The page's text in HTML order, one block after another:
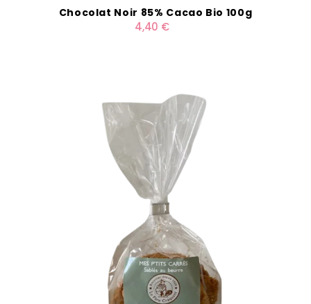
Chocolat Noir 85% Cacao Bio 100g
4,40 €